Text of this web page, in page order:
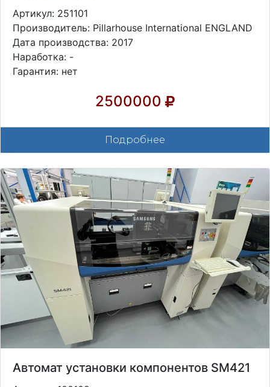
Артикул: 251101
Производитель: Pillarhouse International ENGLAND
Дата производства: 2017
Наработка: -
Гарантия: нет
2500000
Подробнее
Автомат установки компонентов SM421